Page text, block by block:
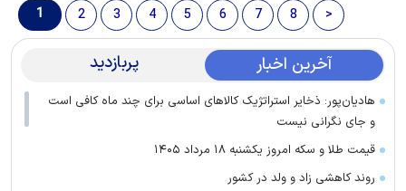
1 2 3 4 5 6 7 8 >
آخرین اخبار پربازدید
هادیان‌پور: ذخایر استراتژیک کالا‌های اساسی برای چند ماه کافی است
و جای نگرانی نیست
قیمت طلا و سکه امروز یکشنبه ۱۸ مرداد ۱۴۰۵
روند کاهشی زاد و ولد در کشور